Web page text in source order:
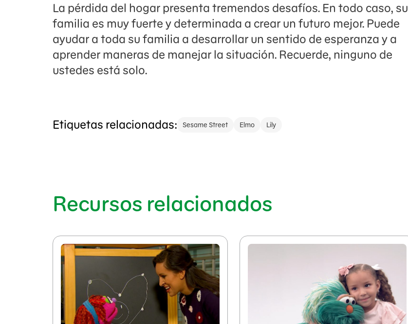
La pérdida del hogar presenta tremendos desafíos. En todo caso, su
familia es muy fuerte y determinada a crear un futuro mejor. Puede
ayudar a toda su familia a desarrollar un sentido de esperanza y a
aprender maneras de manejar la situación. Recuerde, ninguno de
ustedes está solo.
Etiquetas relacionadas: Sesame Street Elmo Lily
Recursos relacionados